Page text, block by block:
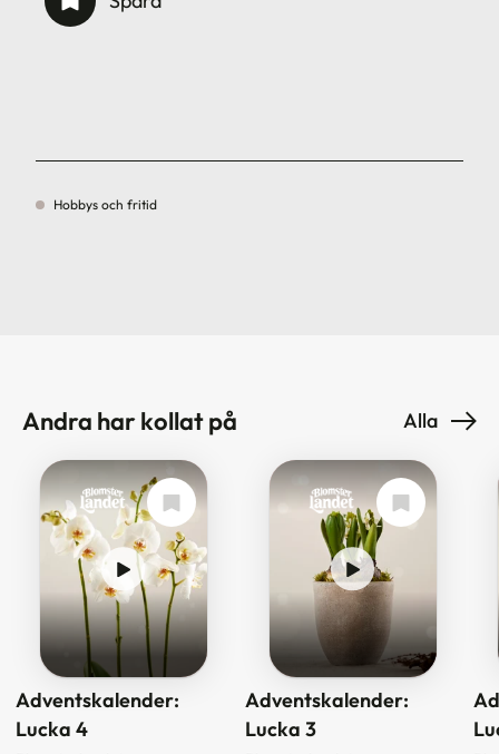
Hobbys och fritid
Andra har kollat på Alla
Adventskalender:
Lucka 4
Adventskalender:
Lucka 3